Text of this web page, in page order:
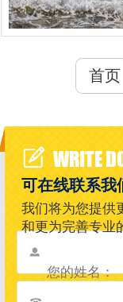
首页
WRITE
可在线联系我
我们将为您提供
和更为完善专业